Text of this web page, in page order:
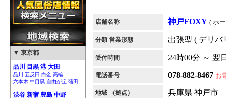
▼ 東京都
品川 目黒 港 大田
品川 五反田 白金 高輪
六本木 中目黒 自由が丘 蒲田
渋谷 新宿 豊島 中野
店舗名称 神戸FOXY ( ホ
分類 営業形態 出張型 ( デリバ
受付時間 24時00分 ～ 翌
電話番号 078-882-8467 お
地域 （拠点） 兵庫県 神戸市